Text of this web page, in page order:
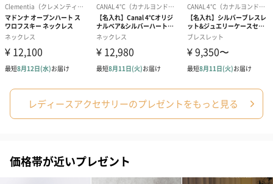
結婚祝い（御結婚御
出産祝い（御出産御
内祝い_蝶結
結婚祝いちょい足しギフト
レディースアクセサリーのプレゼントをもっと見る
価格帯が近いプレゼント